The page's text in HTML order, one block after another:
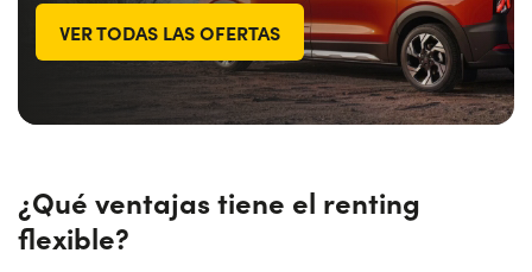
VER TODAS LAS OFERTAS
¿Qué ventajas tiene el renting
flexible?